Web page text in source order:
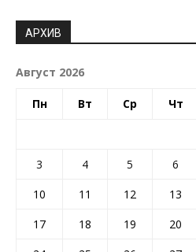
АРХИВ
Август 2026
Пн Вт Ср Чт
3
4 5 6
10
11 12 13
17
18 19 20